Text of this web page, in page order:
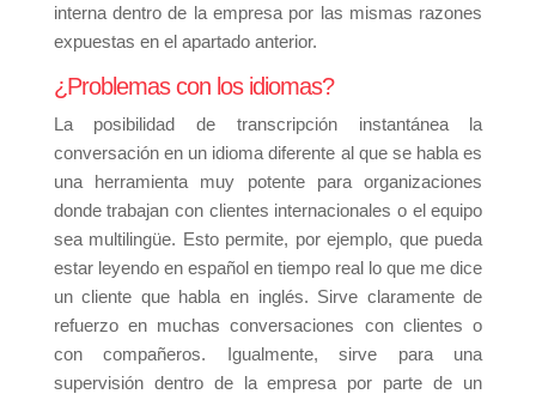
interna dentro de la empresa por las mismas razones
expuestas en el apartado anterior.
¿Problemas con los idiomas?
La posibilidad de transcripción instantánea la
conversación en un idioma diferente al que se habla es
una herramienta muy potente para organizaciones
donde trabajan con clientes internacionales o el equipo
sea multilingüe. Esto permite, por ejemplo, que pueda
estar leyendo en español en tiempo real lo que me dice
un cliente que habla en inglés. Sirve claramente de
refuerzo en muchas conversaciones con clientes o
con compañeros. Igualmente, sirve para una
supervisión dentro de la empresa por parte de un